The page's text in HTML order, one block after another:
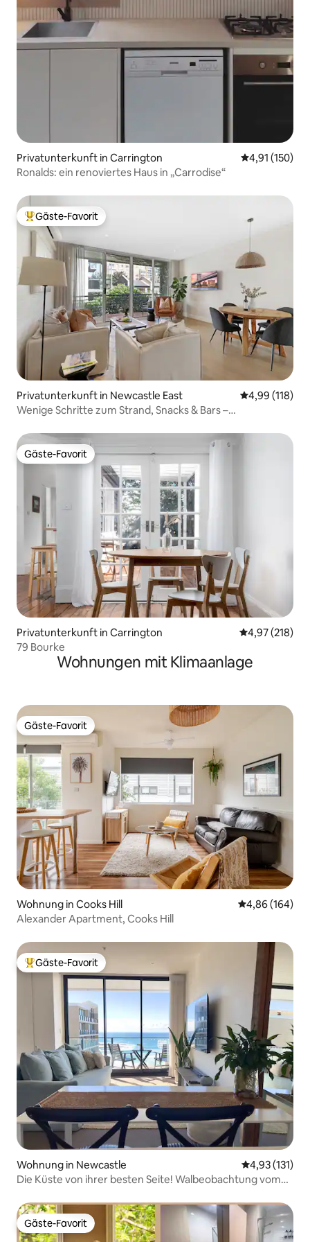
Privatunterkunft in Carrington
4,91 (150)
Ronalds: ein renoviertes Haus in „Carrodise“
Beliebter Gäste-Favorit.
Gäste-Favorit
Privatunterkunft in Newcastle East
4,99 (118)
Wenige Schritte zum Strand, Snacks & Bars –
Gäste-Favorit
Gäste-Favorit
Privatunterkunft in Carrington
4,97 (218)
79 Bourke
Wohnungen mit Klimaanlage
Gäste-Favorit
Gäste-Favorit
Wohnung in Cooks Hill
4,86 (164)
Alexander Apartment, Cooks Hill
Beliebter Gäste-Favorit.
Gäste-Favorit
Wohnung in Newcastle
4,93 (131)
Die Küste von ihrer besten Seite! Walbeobachtung vom
Gäste-Favorit
Gäste-Favorit